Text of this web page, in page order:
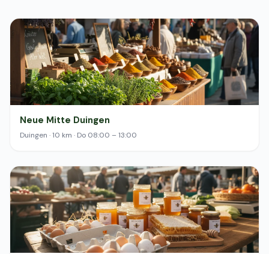
Neue Mitte Duingen
Duingen · 10 km · Do 08:00 – 13:00